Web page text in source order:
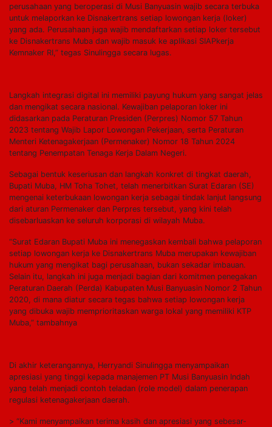
perusahaan yang beroperasi di Musi Banyuasin wajib secara terbuka
untuk melaporkan ke Disnakertrans setiap lowongan kerja (loker)
yang ada. Perusahaan juga wajib mendaftarkan setiap loker tersebut
ke Disnakertrans Muba dan wajib masuk ke aplikasi SIAPkerja
Kemnaker RI,” tegas Sinulingga secara lugas.
Langkah integrasi digital ini memiliki payung hukum yang sangat jelas
dan mengikat secara nasional. Kewajiban pelaporan loker ini
didasarkan pada Peraturan Presiden (Perpres) Nomor 57 Tahun
2023 tentang Wajib Lapor Lowongan Pekerjaan, serta Peraturan
Menteri Ketenagakerjaan (Permenaker) Nomor 18 Tahun 2024
tentang Penempatan Tenaga Kerja Dalam Negeri.
Sebagai bentuk keseriusan dan langkah konkret di tingkat daerah,
Bupati Muba, HM Toha Tohet, telah menerbitkan Surat Edaran (SE)
mengenai keterbukaan lowongan kerja sebagai tindak lanjut langsung
dari aturan Permenaker dan Perpres tersebut, yang kini telah
disebarluaskan ke seluruh korporasi di wilayah Muba.
“Surat Edaran Bupati Muba ini menegaskan kembali bahwa pelaporan
setiap lowongan kerja ke Disnakertrans Muba merupakan kewajiban
hukum yang mengikat bagi perusahaan, bukan sekadar imbauan.
Selain itu, langkah ini juga menjadi bagian dari komitmen penegakan
Peraturan Daerah (Perda) Kabupaten Musi Banyuasin Nomor 2 Tahun
2020, di mana diatur secara tegas bahwa setiap lowongan kerja
yang dibuka wajib memprioritaskan warga lokal yang memiliki KTP
Muba,” tambahnya
Di akhir keterangannya, Herryandi Sinulingga menyampaikan
apresiasi yang tinggi kepada manajemen PT Musi Banyuasin Indah
yang telah menjadi contoh teladan (role model) dalam penerapan
regulasi ketenagakerjaan daerah.
> “Kami menyampaikan terima kasih dan apresiasi yang sebesar-